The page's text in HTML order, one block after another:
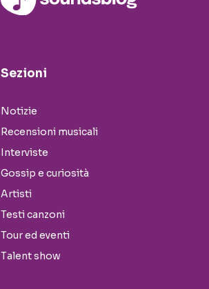
Sezioni
Notizie
Recensioni musicali
Interviste
Gossip e curiosità
Artisti
Testi canzoni
Tour ed eventi
Talent show